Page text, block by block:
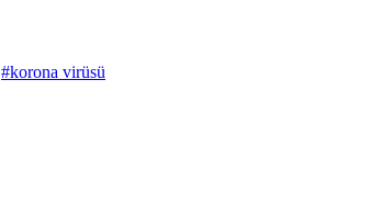
#korona virüsü